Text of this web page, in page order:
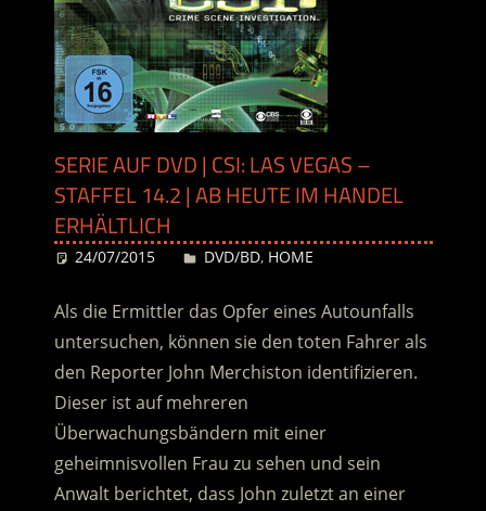
SERIE AUF DVD | CSI: LAS VEGAS –
STAFFEL 14.2 | AB HEUTE IM HANDEL
ERHÄLTLICH
24/07/2015 Desiree
DVD/BD, HOME
Als die Ermittler das Opfer eines Autounfalls
untersuchen, können sie den toten Fahrer als
den Reporter John Merchiston identifizieren.
Dieser ist auf mehreren
Überwachungsbändern mit einer
geheimnisvollen Frau zu sehen und sein
Anwalt berichtet, dass John zuletzt an einer